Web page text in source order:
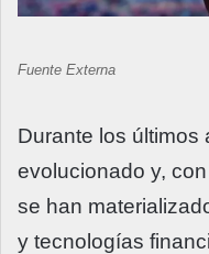
Fuente Externa
Durante los últimos
evolucionado y,
se han
y tecnologías